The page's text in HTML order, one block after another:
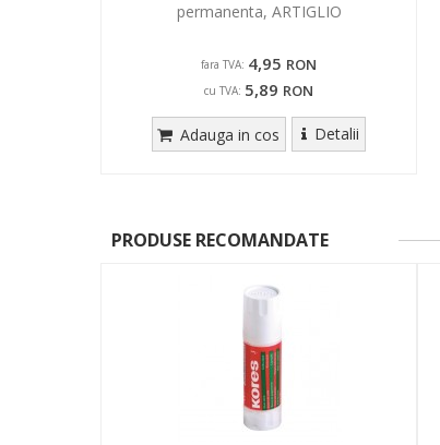
permanenta, ARTIGLIO
fara TVA: 4,95 RON
cu TVA: 5,89 RON
Adauga in cos Detalii
PRODUSE RECOMANDATE